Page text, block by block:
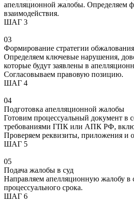
апелляционной жалобы. Определяем
взаимодействия.
ШАГ 3
03
Формирование стратегии обжалования
Определяем ключевые нарушения,
которые будут заявлены в
Согласовываем правовую позицию.
ШАГ 4
04
Подготовка апелляционной жалобы
Готовим процессуальный документ в
требованиями ГПК или АПК РФ,
Проверяем реквизиты, приложения и
ШАГ 5
05
Подача жалобы в суд
Направляем апелляционную жалобу в
процессуального срока.
ШАГ 6